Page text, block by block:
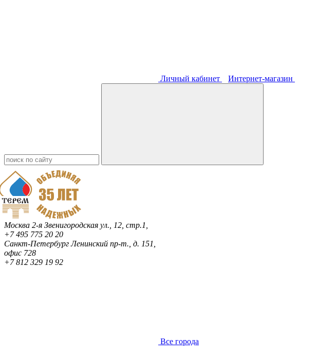
Личный кабинет Интернет-магазин
Москва 2-я Звенигородская ул., 12, стр.1,
+7 495 775 20 20
Санкт-ПетербургЛенинский пр-т., д. 151,
офис 728
+7 812 329 19 92
Все города